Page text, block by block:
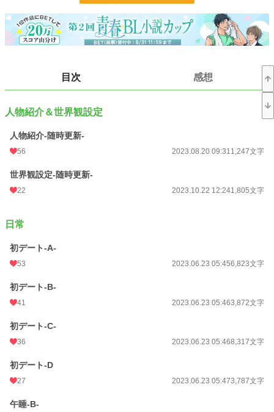
年齢差（6歳）身分差（金持ち×一般人）黒髪×白髪CP。当て馬なし、ドロドロ
なしのほのぼのいちゃエロが基本です。
たまにシリアスも挟みますが、緩いお話がほとんどです。
A……全年齢。日常会話～キス程度のいちゃつき。
C……R18。エッッなシーンが読みたい人向け。
D～……全年齢～R15。事後話や追加エピソード等。
お好みに合わせてお選びください。
（読まなくても話が通じるようにしているつもりです）
文字数
更新日時
初回公開日時
初回完結日時
週間ポイント
月間ポイント
目次 感想
人物紹介＆世界観設定
人物紹介-随時更新-
56 2023.08.20 09:311,247文字
世界観設定-随時更新-
22 2023.10.22 12:241,805文字
日常
初デート-A-
53 2023.06.23 05:456,823文字
初デート-B-
41 2023.06.23 05:463,872文字
初デート-C-
36 2023.06.23 05:468,317文字
初デート-D
27 2023.06.23 05:473,787文字
午睡-B-